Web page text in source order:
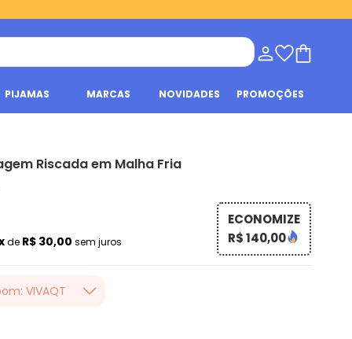
PIJAMAS MARCAS NOVIDADES PROMOÇÕES
Riscada em Malha Fria
de R$ 30,00 sem juros
ECONOMIZE
R$ 140,00
VIVAQT
valor, usando o
loja Quintess,